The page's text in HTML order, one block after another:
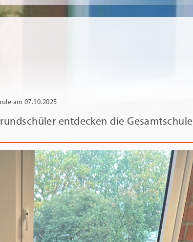
am 07.10.2025
entdecken die Gesamtschule